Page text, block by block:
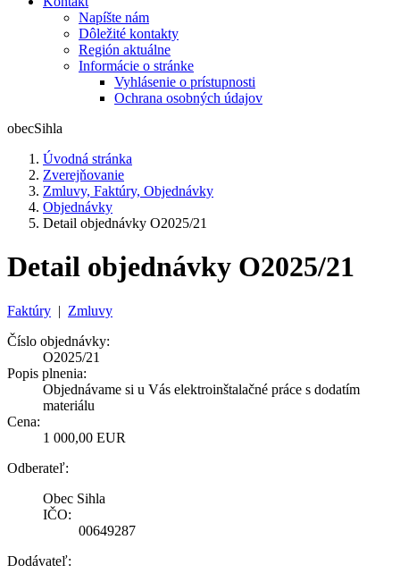
Napíšte nám
Dôležité kontakty
Región aktuálne
Informácie o stránke
Vyhlásenie o prístupnosti
Ochrana osobných údajov
obecSihla
Úvodná stránka
Zverejňovanie
Zmluvy, Faktúry, Objednávky
Objednávky
Detail objednávky O2025/21
Detail objednávky O2025/21
Faktúry | Zmluvy
Číslo objednávky:
O2025/21
Popis plnenia:
Objednávame si u Vás elektroinštalačné práce s dodatím
materiálu
Cena:
1 000,00 EUR
Odberateľ:
Obec Sihla
IČO:
00649287
Dodávateľ: